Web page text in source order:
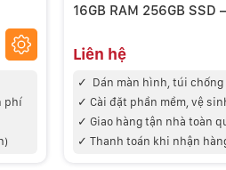
phí
16GB RAM 256GB SSD
Liên hệ
✓ Dán màn hình, túi chống
✓ Cài đặt phần mềm, vệ
✓ Giao hàng tận nhà toàn
✓ Thanh toán khi nhận